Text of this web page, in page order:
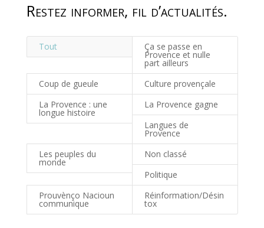
Restez informer, fil d’actualités.
Tout Ça se passe en
Provence et nulle
part ailleurs
Coup de gueule
Culture provençale
La Provence : une
longue histoire
La Provence gagne
Langues de
Provence
Les peuples du
monde
Non classé
Politique
Prouvènço Nacioun
communique
Réinformation/Désin
tox